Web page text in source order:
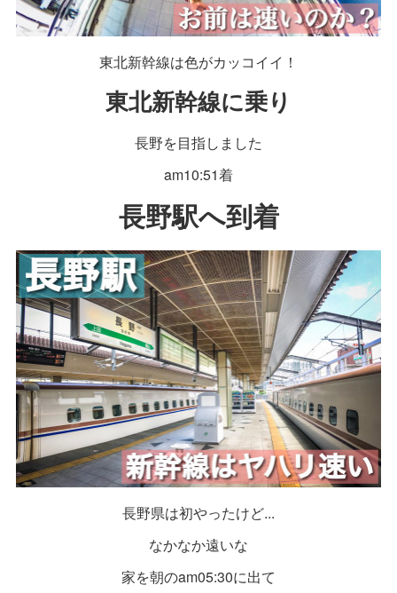
東北新幹線は色がカッコイイ！
東北新幹線に乗り
長野を目指しました
am10:51着
長野駅へ到着
長野県は初やったけど...
なかなか遠いな
家を朝のam05:30に出て